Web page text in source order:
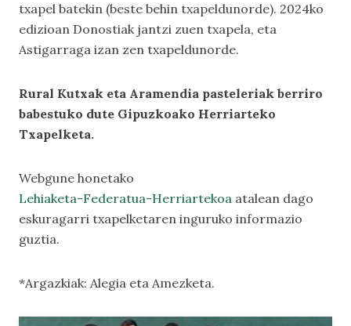
txapel batekin (beste behin txapeldunorde). 2024ko
edizioan Donostiak jantzi zuen txapela, eta
Astigarraga izan zen txapeldunorde.
Rural Kutxak eta Aramendia pasteleriak berriro
babestuko dute Gipuzkoako Herriarteko
Txapelketa.
Webgune honetako
Lehiaketa-Federatua-Herriartekoa atalean dago
eskuragarri txapelketaren inguruko informazio
guztia.
*Argazkiak: Alegia eta Amezketa.